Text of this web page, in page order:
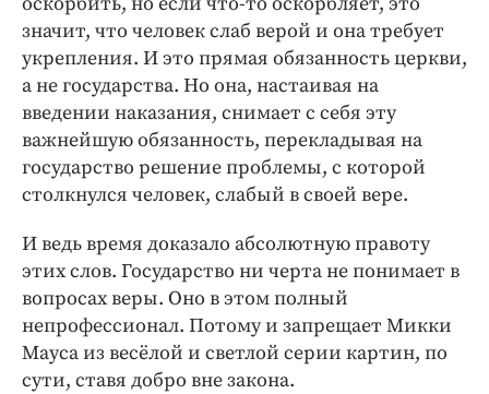
значит, что человек слаб верой и она требует
укрепления. И это прямая обязанность церкви,
а не государства. Но она, настаивая на
введении наказания, снимает с себя эту
важнейшую обязанность, перекладывая на
государство решение проблемы, с которой
столкнулся человек, слабый в своей вере.
И ведь время доказало абсолютную правоту
этих слов. Государство ни черта не понимает в
вопросах веры. Оно в этом полный
непрофессионал. Потому и запрещает Микки
Мауса из весёлой и светлой серии картин, по
сути, ставя добро вне закона.